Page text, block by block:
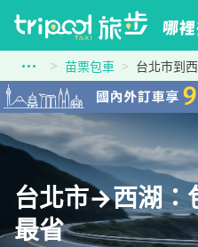
苗栗包車 台北市到
台北市→西湖：
最省